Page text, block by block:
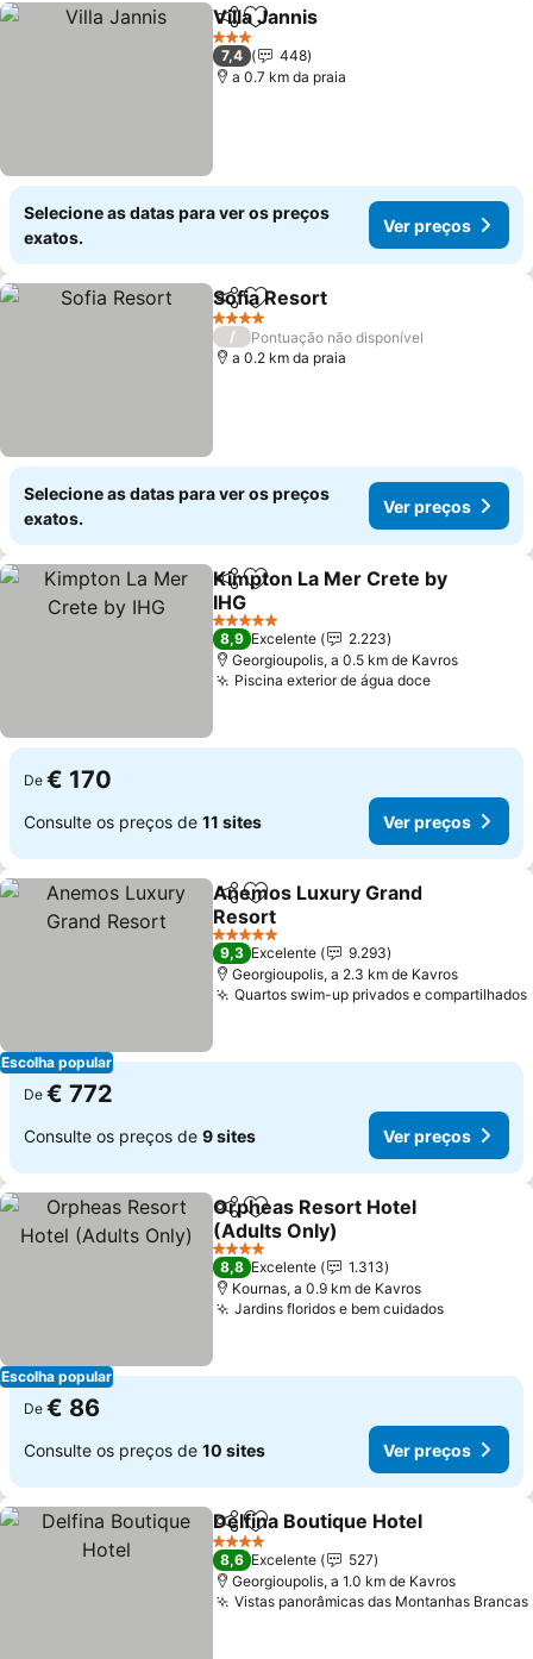
PartilharAdicionar aos favoritos
Villa Jannis
3 Estrelas
7,4
448
a 0.7 km da praia
Selecione as datas para ver os preços
exatos.
Ver preços
PartilharAdicionar aos favoritos
Sofia Resort
4 Estrelas
/
Pontuação não disponível
a 0.2 km da praia
Selecione as datas para ver os preços
exatos.
Ver preços
PartilharAdicionar aos favoritos
Kimpton La Mer Crete by
IHG
Ver preços
5 Estrelas
8,9 Excelente
2.223
Georgioupolis, a 0.5 km de Kavros
Piscina exterior de água doceVer preços
De € 170
Consulte os preços de 11 sites Ver preços
Escolha popular
PartilharAdicionar aos favoritos
Anemos Luxury Grand
Resort
Ver preços
5 Estrelas
9,3 Excelente
9.293
Georgioupolis, a 2.3 km de Kavros
Quartos swim-up privados e compartilhados
De € 772
Consulte os preços de 9 sites Ver preços
Escolha popular
PartilharAdicionar aos favoritos
Orpheas Resort Hotel
(Adults Only)
Ver preços
4 Estrelas
8,8 Excelente
1.313
Kournas, a 0.9 km de Kavros
Jardins floridos e bem cuidadosVer
De € 86
Consulte os preços de 10 sites Ver preços
PartilharAdicionar aos favoritos
Delfina Boutique Hotel
4 Estrelas
8,6 Excelente
527
Georgioupolis, a 1.0 km de Kavros
Vistas panorâmicas das Montanhas Brancas